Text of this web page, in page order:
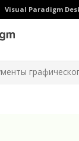
Visual Paradigm